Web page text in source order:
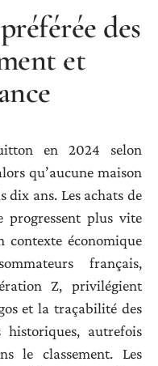
des
et
en 2024 selon
qu’aucune maison
dix ans. Les achats de
progressent plus vite
contexte économique
français,
Z, privilégient
et la traçabilité des
historiques, autrefois
le classement. Les